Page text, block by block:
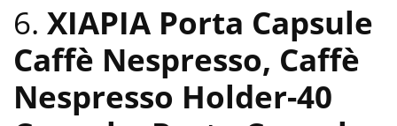
6. XIAPIA Porta Capsule
Caffè Nespresso, Caffè
Nespresso Holder-40